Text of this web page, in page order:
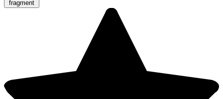
fragment